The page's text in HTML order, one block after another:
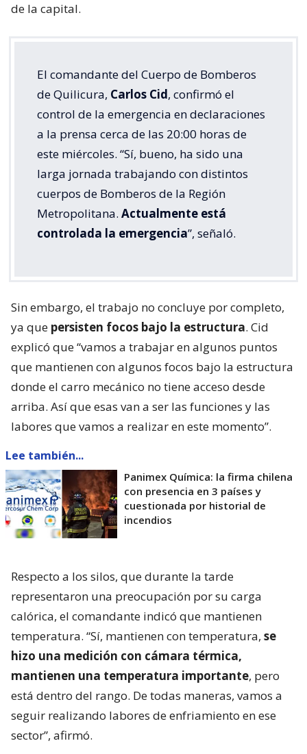
de la capital.
El comandante del Cuerpo de Bomberos
de Quilicura, Carlos Cid, confirmó el
control de la emergencia en declaraciones
a la prensa cerca de las 20:00 horas de
este miércoles. “Sí, bueno, ha sido una
larga jornada trabajando con distintos
cuerpos de Bomberos de la Región
Metropolitana. Actualmente está
controlada la emergencia”, señaló.
Sin embargo, el trabajo no concluye por completo,
ya que persisten focos bajo la estructura. Cid
explicó que “vamos a trabajar en algunos puntos
que mantienen con algunos focos bajo la estructura
donde el carro mecánico no tiene acceso desde
arriba. Así que esas van a ser las funciones y las
labores que vamos a realizar en este momento”.
Lee también...
Panimex Química: la firma chilena
con presencia en 3 países y
cuestionada por historial de
incendios
Respecto a los silos, que durante la tarde
representaron una preocupación por su carga
calórica, el comandante indicó que mantienen
temperatura. “Sí, mantienen con temperatura, se
hizo una medición con cámara térmica,
mantienen una temperatura importante, pero
está dentro del rango. De todas maneras, vamos a
seguir realizando labores de enfriamiento en ese
sector”, afirmó.